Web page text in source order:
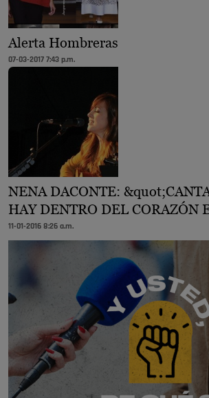
Alerta Hombreras
07-03-2017 7:43 p.m.
NENA DACONTE:
HAY DENTRO DEL CORAZÓN
11-01-2016 8:26 a.m.